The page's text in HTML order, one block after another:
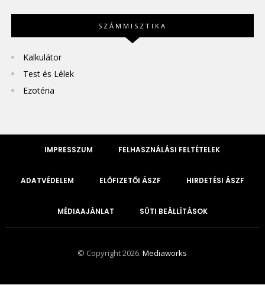
SZÁMMISZTIKA
Kalkulátor
Test és Lélek
Ezotéria
IMPRESSZUM FELHASZNÁLÁSI FELTÉTELEK
ADATVÉDELEM ELŐFIZETŐI ÁSZF HIRDETÉSI ÁSZF
MÉDIAAJÁNLAT SÜTI BEÁLLÍTÁSOK
© Copyright 2026.Mediaworks